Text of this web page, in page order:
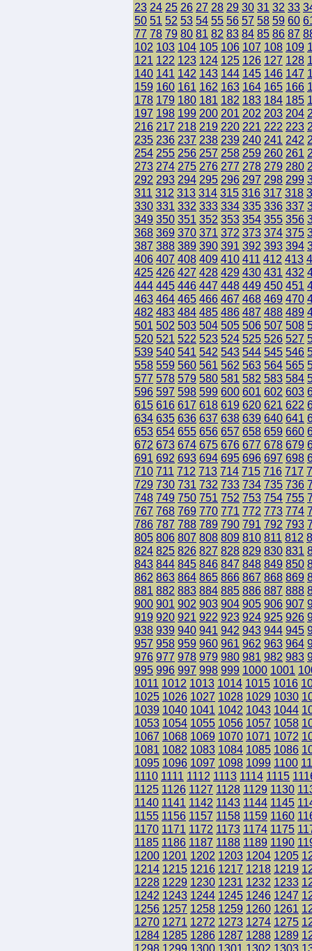
23 24 25 26 27 28 29 30 31 32 33
50 51 52 53 54 55 56 57 58 59 60
77 78 79 80 81 82 83 84 85 86 87
102 103 104 105 106 107 108 109
121 122 123 124 125 126 127 128
140 141 142 143 144 145 146 147
159 160 161 162 163 164 165 166
178 179 180 181 182 183 184 185
197 198 199 200 201 202 203 204
216 217 218 219 220 221 222 223
235 236 237 238 239 240 241 242
254 255 256 257 258 259 260 261
273 274 275 276 277 278 279 280
292 293 294 295 296 297 298 299
311 312 313 314 315 316 317 318
330 331 332 333 334 335 336 337
349 350 351 352 353 354 355 356
368 369 370 371 372 373 374 375
387 388 389 390 391 392 393 394
406 407 408 409 410 411 412 413
425 426 427 428 429 430 431 432
444 445 446 447 448 449 450 451
463 464 465 466 467 468 469 470
482 483 484 485 486 487 488 489
501 502 503 504 505 506 507 508
520 521 522 523 524 525 526 527
539 540 541 542 543 544 545 546
558 559 560 561 562 563 564 565
577 578 579 580 581 582 583 584
596 597 598 599 600 601 602 603
615 616 617 618 619 620 621 622
634 635 636 637 638 639 640 641
653 654 655 656 657 658 659 660
672 673 674 675 676 677 678 679
691 692 693 694 695 696 697 698
710 711 712 713 714 715 716 717
729 730 731 732 733 734 735 736
748 749 750 751 752 753 754 755
767 768 769 770 771 772 773 774
786 787 788 789 790 791 792 793
805 806 807 808 809 810 811 812
824 825 826 827 828 829 830 831
843 844 845 846 847 848 849 850
862 863 864 865 866 867 868 869
881 882 883 884 885 886 887 888
900 901 902 903 904 905 906 907
919 920 921 922 923 924 925 926
938 939 940 941 942 943 944 945
957 958 959 960 961 962 963 964
976 977 978 979 980 981 982 983
995 996 997 998 999 1000 1001
1011 1012 1013 1014 1015 1016
1025 1026 1027 1028 1029 1030
1039 1040 1041 1042 1043 1044
1053 1054 1055 1056 1057 1058
1067 1068 1069 1070 1071 1072
1081 1082 1083 1084 1085 1086
1095 1096 1097 1098 1099 1100
1110 1111 1112 1113 1114 1115
1125 1126 1127 1128 1129 1130
1140 1141 1142 1143 1144 1145
1155 1156 1157 1158 1159 1160
1170 1171 1172 1173 1174 1175
1185 1186 1187 1188 1189 1190
1200 1201 1202 1203 1204 1205
1214 1215 1216 1217 1218 1219
1228 1229 1230 1231 1232 1233
1242 1243 1244 1245 1246 1247
1256 1257 1258 1259 1260 1261
1270 1271 1272 1273 1274 1275
1284 1285 1286 1287 1288 1289
1298 1299 1300 1301 1302 1303